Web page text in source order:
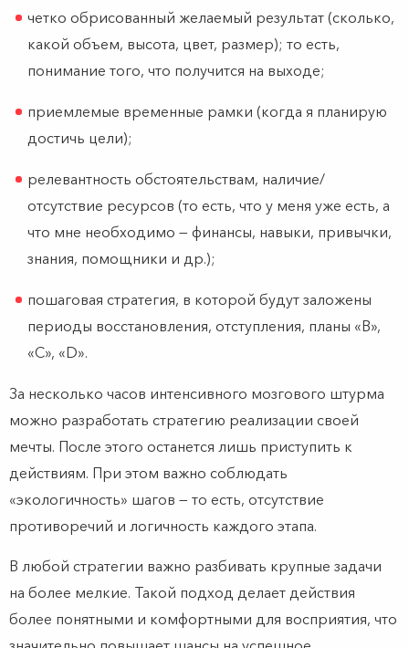
четко обрисованный желаемый результат (сколько,
какой объем, высота, цвет, размер); то есть,
понимание того, что получится на выходе;
приемлемые временные рамки (когда я планирую
достичь цели);
релевантность обстоятельствам, наличие/
отсутствие ресурсов (то есть, что у меня уже есть, а
что мне необходимо — финансы, навыки, привычки,
знания, помощники и др.);
пошаговая стратегия, в которой будут заложены
периоды восстановления, отступления, планы «B»,
«C», «D».
За несколько часов интенсивного мозгового штурма
можно разработать стратегию реализации своей
мечты. После этого останется лишь приступить к
действиям. При этом важно соблюдать
«экологичность» шагов — то есть, отсутствие
противоречий и логичность каждого этапа.
В любой стратегии важно разбивать крупные задачи
на более мелкие. Такой подход делает действия
более понятными и комфортными для восприятия, что